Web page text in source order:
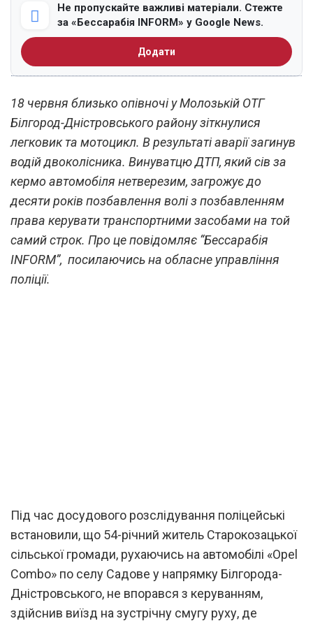
Не пропускайте важливі матеріали. Стежте
за «Бессарабія INFORM» у Google News.
Додати
18 червня близько опівночі у Молозькій ОТГ
Білгород-Дністровського району зіткнулися
легковик та мотоцикл. В результаті аварії загинув
водій двоколісника. Винуватцю ДТП, який сів за
кермо автомобіля нетверезим, загрожує до
десяти років позбавлення волі з позбавленням
права керувати транспортними засобами на той
самий строк. Про це повідомляє “Бессарабія
INFORM”, посилаючись на обласне управління
поліції.
Під час досудового розслідування поліцейські
встановили, що 54-річний житель Старокозацької
сільської громади, рухаючись на автомобілі «Opel
Combо» по селу Садове у напрямку Білгорода-
Дністровського, не впорався з керуванням,
здійснив виїзд на зустрічну смугу руху, де